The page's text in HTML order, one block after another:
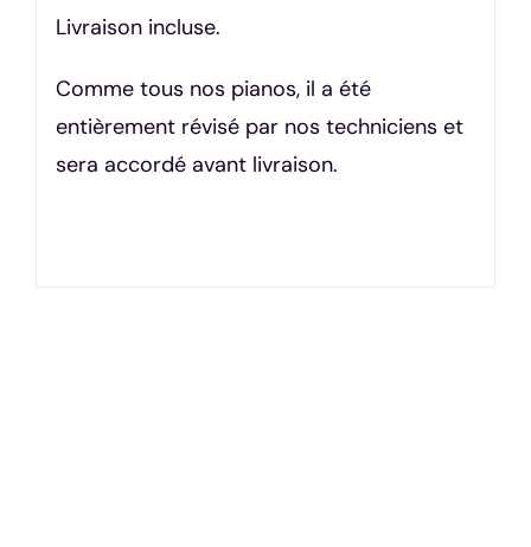
Livraison incluse.
Comme tous nos pianos, il a été
entièrement révisé par nos techniciens et
sera accordé avant livraison.